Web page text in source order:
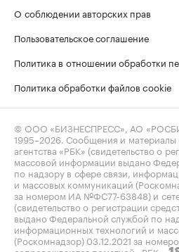
О соблюдении авторских прав
Пользовательское соглашение
Политика в отношении обработки
Политика обработки файлов cookie
© ООО «БИЗНЕСПРЕСС», АО
1995–2026 . Сообщения и
агентства «РБК» (свидетельство о
массовой информации выдано
по надзору в сфере связи,
и массовых коммуникаций
за номером ИА №ФС77-63848) и
(свидетельство о регистрации
выдано Федеральной службой по
информационных технологий и
(Роскомнадзор) 03.12.2021 за